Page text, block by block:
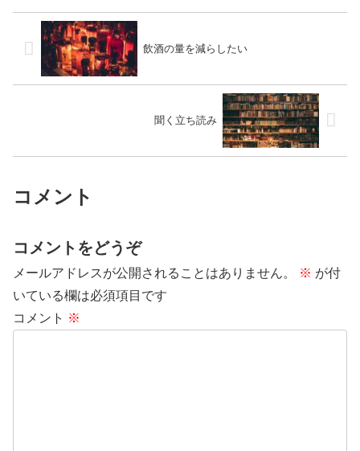
直らないところです。下半身と
上半身1種目ずつ...
んでる未来はどっ...
飲酒の量を減らしたい
聞く立ち読み
コメント
コメントをどうぞ
メールアドレスが公開されることはありません。 ※ が付
いている欄は必須項目です
コメント ※